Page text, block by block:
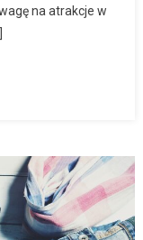
na atrakcje w